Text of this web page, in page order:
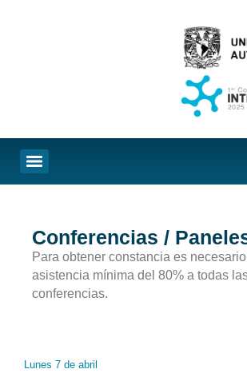
Conferencias /
Para obtener constancia es
asistencia mínima del 80% a todas
conferencias.
Lunes 7 de abril